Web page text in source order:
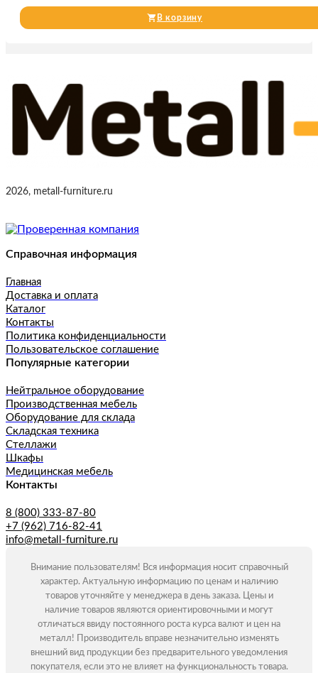
В корзину
2026, metall-furniture.ru
Справочная информация
Главная
Доставка и оплата
Каталог
Контакты
Политика конфиденциальности
Пользовательское соглашение
Популярные категории
Нейтральное оборудование
Производственная мебель
Оборудование для склада
Складская техника
Стеллажи
Шкафы
Медицинская мебель
Контакты
8 (800) 333-87-80
+7 (962) 716-82-41
info@metall-furniture.ru
Внимание пользователям! Вся информация носит справочный
характер. Актуальную информацию по ценам и наличию
товаров уточняйте у менеджера в день заказа. Цены и
наличие товаров являются ориентировочными и могут
отличаться ввиду постоянного роста курса валют и цен на
металл! Производитель вправе незначительно изменять
внешний вид продукции без предварительного уведомления
покупателя, если это не влияет на функциональность товара.